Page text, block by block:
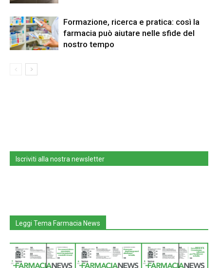
Formazione, ricerca e pratica: così la
farmacia può aiutare nelle sfide del
nostro tempo
Iscriviti alla nostra newsletter
Leggi Tema Farmacia News